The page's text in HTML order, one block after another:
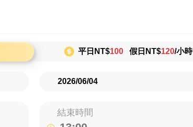
平日NT$100假日NT$120/小時
結束時間